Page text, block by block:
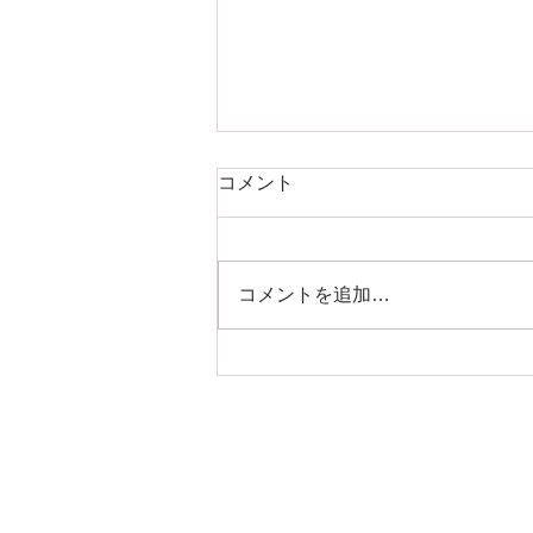
コメント
コメントを追加…